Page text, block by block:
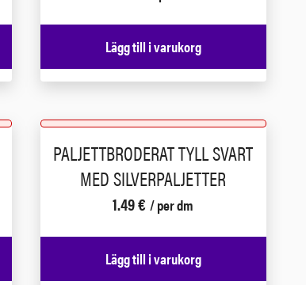
Lägg till i varukorg
PALJETTBRODERAT TYLL SVART
MED SILVERPALJETTER
1.49€ / per dm
Lägg till i varukorg